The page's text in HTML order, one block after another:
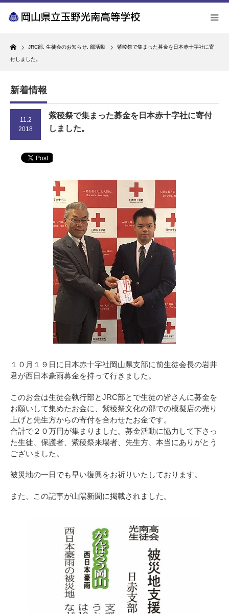
Home
JRC部 生徒会のお知らせ 部活動 紫稜祭で集まった募金を日本赤十字社に寄
付しました。
新着情報
11.2
2018
紫稜祭で集まった募金を日本赤十字社に寄付
しました。
１０月１９日に日本赤十字社岡山県支部に前生徒会長の岩井
君が西日本豪雨募金を持って行きました。
このお金は生徒会執行部とJRC部とで生徒の皆さんに募金を
お願いして集めたお金に、紫稜祭文化の部での模擬店の売り
上げと先生方からの寄付を合わせたお金です。
合計で２０万円が集まりました。募金活動に協力して下さっ
た生徒、保護者、紫稜祭来場者、先生方、本当にありがとう
ございました。
被災地の一日でも早い復興をお祈りいたしております。
また、この記事が山陽新聞に掲載されました。